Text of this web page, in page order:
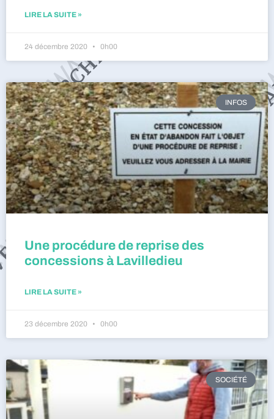
LIRE LA SUITE »
24 décembre 2020 0h00
INFOS
Une procédure de reprise des
concessions à Lavilledieu
LIRE LA SUITE »
23 décembre 2020 0h00
SOCIÉTÉ